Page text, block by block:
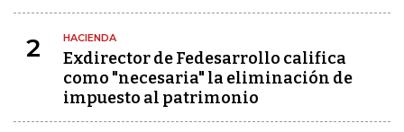
2 HACIENDA
Exdirector de Fedesarrollo califica
como "necesaria" la eliminación de
impuesto al patrimonio